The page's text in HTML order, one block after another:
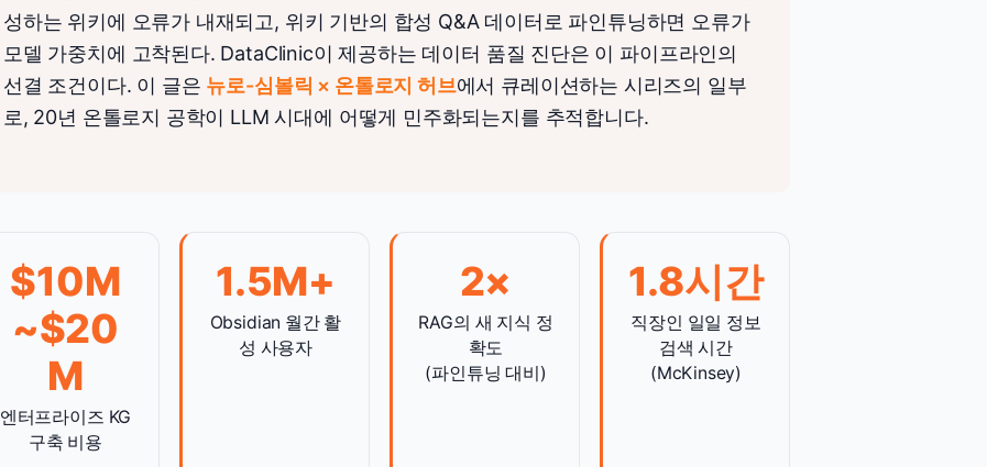
성하는 위키에 오류가 내재되고, 위키 기반의 합성 Q&A 데이터로 파인튜닝하면 오류가
모델 가중치에 고착된다. DataClinic이 제공하는 데이터 품질 진단은 이 파이프라인의
선결 조건이다. 이 글은 뉴로-심볼릭 × 온톨로지 허브에서 큐레이션하는 시리즈의 일부
로, 20년 온톨로지 공학이 LLM 시대에 어떻게 민주화되는지를 추적합니다.
$10M
~$20
M
엔터프라이즈 KG
구축 비용
1.5M+
Obsidian 월간 활
성 사용자
2×
RAG의 새 지식 정
확도
(파인튜닝 대비)
1.8시간
직장인 일일 정보
검색 시간
(McKinsey)